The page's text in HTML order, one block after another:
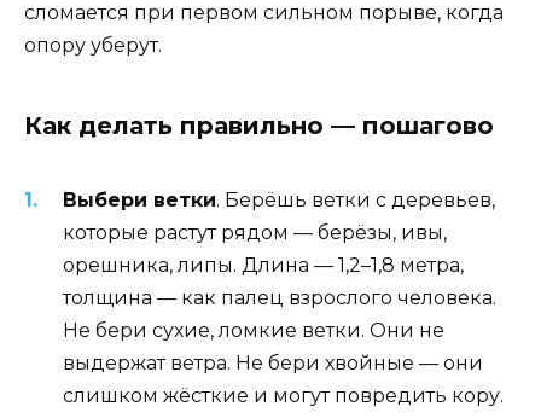
сломается при первом сильном порыве, когда
опору уберут.
Как делать правильно — пошагово
Выбери ветки. Берёшь ветки с деревьев,
которые растут рядом — берёзы, ивы,
орешника, липы. Длина — 1,2–1,8 метра,
толщина — как палец взрослого человека.
Не бери сухие, ломкие ветки. Они не
выдержат ветра. Не бери хвойные — они
слишком жёсткие и могут повредить кору.